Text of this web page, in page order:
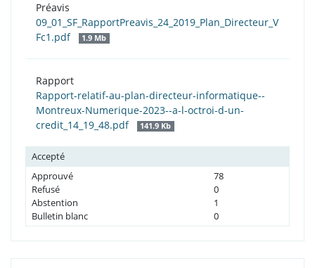
Préavis
09_01_SF_RapportPreavis_24_2019_Plan_Directeur_V
Fc1.pdf
1.9 Mb
Rapport
Rapport-relatif-au-plan-directeur-informatique--
Montreux-Numerique-2023--a-l-octroi-d-un-
credit_14_19_48.pdf
141.9 Kb
Accepté
Approuvé
78
Refusé
0
Abstention
1
Bulletin blanc
0